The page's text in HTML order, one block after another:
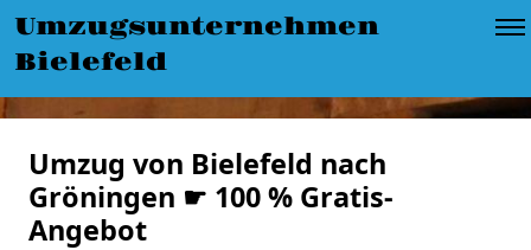
Umzugsunternehmen
Bielefeld
Umzug von Bielefeld nach
Gröningen ☛ 100 % Gratis-
Angebot